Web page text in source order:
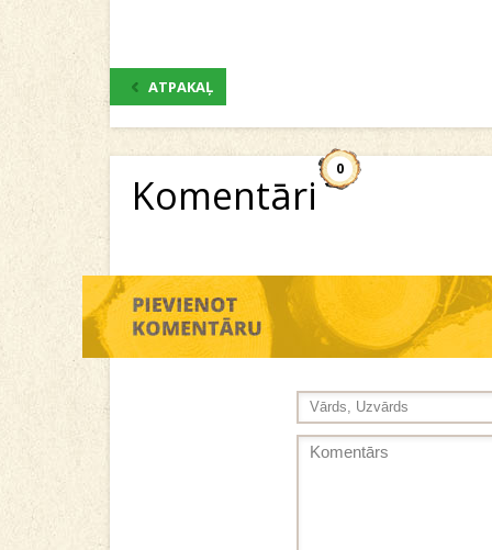
ATPAKAĻ
Komentāri
0